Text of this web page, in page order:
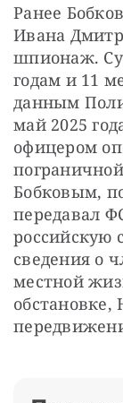
Ранее
Ивана
шпионаж.
годам и 11
данным
май 2025
офицером
Бобковым,
передавал
российскую
сведения о
местной
обстановке,